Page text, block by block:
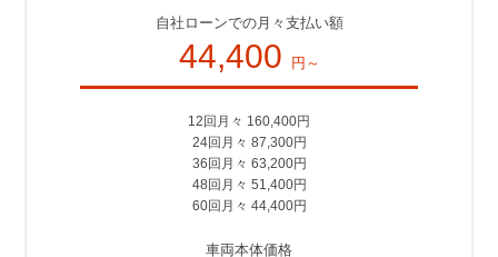
自社ローンでの月々支払い額
44,400 円～
12回月々 160,400円
24回月々 87,300円
36回月々 63,200円
48回月々 51,400円
60回月々 44,400円
車両本体価格